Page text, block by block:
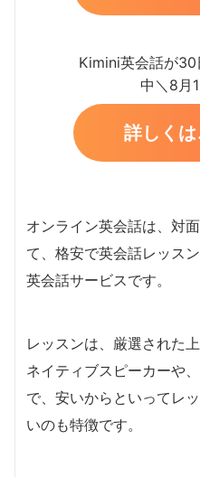
Kimini英会話が
中＼8月
詳しく
オンライン英会話は、対
て、格安で英会話レッス
英会話サービスです。
レッスンは、厳選された
ネイティブスピーカーや
で、安いからといってレ
いのも特徴です。